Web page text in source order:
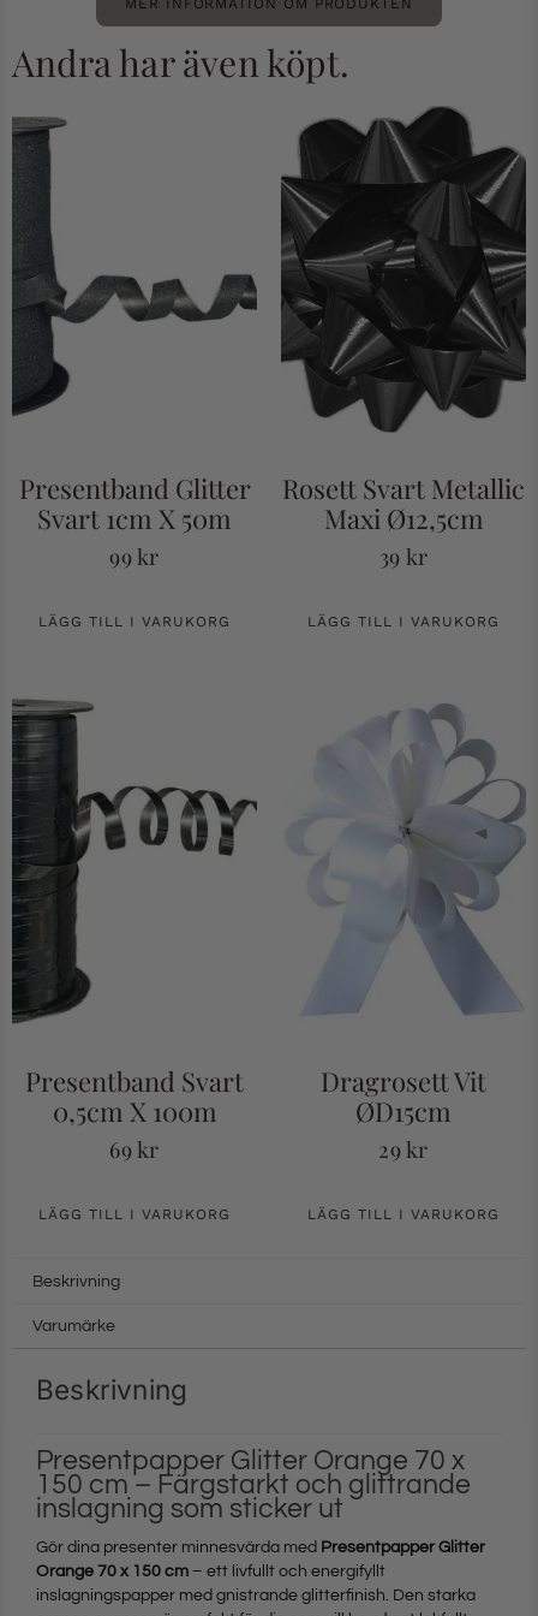
Andra har även köpt.
Presentband Glitter
Svart 1cm X 50m
99kr
LÄGG TILL I VARUKORG
Rosett Svart Metallic
Maxi Ø12,5cm
39 kr
LÄGG TILL I VARUKORG
Presentband Svart
0,5cm X 100m
69kr
LÄGG TILL I VARUKORG
Dragrosett Vit
ØD15cm
29kr
LÄGG TILL I VARUKORG
Beskrivning
Varumärke
Beskrivning
Presentpapper Glitter Orange 70 x
150 cm – Färgstarkt och glittrande
inslagning som sticker ut
Gör dina presenter minnesvärda med Presentpapper Glitter
Orange 70 x 150 cm – ett livfullt och energifyllt
inslagningspapper med gnistrande glitterfinish. Den starka